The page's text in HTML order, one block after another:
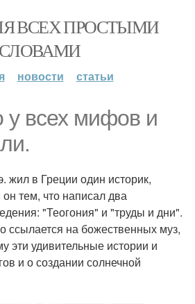
ВСЕХ ПРОСТЫМИ
СЛОВАМИ
новости статьи
у всех мифов и
жил в Греции один историк,
тем, что написал два
"Теогония" и "труды и дни".
ссылается на божественных муз,
эти удивительные истории и
и о создании солнечной